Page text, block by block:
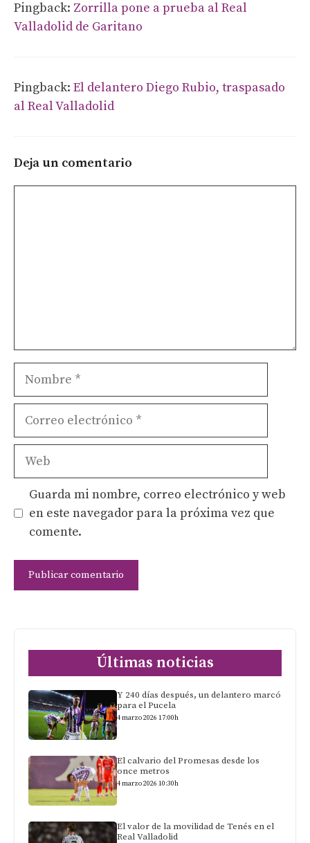
Pingback: Zorrilla pone a prueba al Real
Valladolid de Garitano
Pingback: El delantero Diego Rubio, traspasado
al Real Valladolid
Deja un comentario
Nombre
Correo
Web
Guarda mi nombre, correo electrónico y web
en este navegador para la próxima vez que
comente.
Últimas noticias
Y 240 días después, un delantero marcó
para el Pucela
4 marzo 2026 17:00h
El calvario del Promesas desde los
once metros
4 marzo 2026 10:30h
El valor de la movilidad de Tenés en el
Real Valladolid